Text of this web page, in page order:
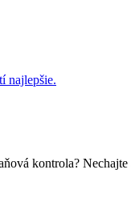
najlepšie.
kontrola?